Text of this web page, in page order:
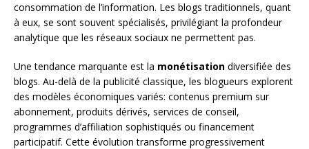
consommation de l’information. Les blogs traditionnels, quant
à eux, se sont souvent spécialisés, privilégiant la profondeur
analytique que les réseaux sociaux ne permettent pas.
Une tendance marquante est la monétisation diversifiée des
blogs. Au-delà de la publicité classique, les blogueurs explorent
des modèles économiques variés: contenus premium sur
abonnement, produits dérivés, services de conseil,
programmes d’affiliation sophistiqués ou financement
participatif. Cette évolution transforme progressivement